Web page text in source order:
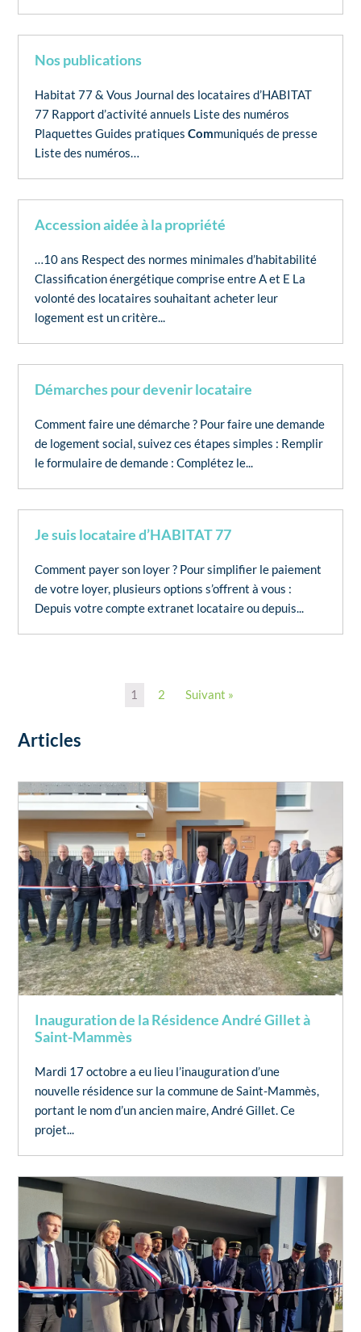
Nos publications
Habitat 77 & Vous Journal des locataires d’HABITAT
77 Rapport d’activité annuels Liste des numéros
Plaquettes Guides pratiquesCommuniqués de presse
Liste des numéros…
Accession aidée à la propriété
…10 ans Respect des normes minimales d’habitabilité
Classification énergétique comprise entre A et E La
volonté des locataires souhaitant acheter leur
logement est un critère...
Démarches pour devenir locataire
Comment faire une démarche ? Pour faire une demande
de logement social, suivez ces étapes simples : Remplir
le formulaire de demande : Complétez le...
Je suis locataire d’HABITAT 77
Comment payer son loyer ? Pour simplifier le paiement
de votre loyer, plusieurs options s’offrent à vous :
Depuis votre compte extranet locataire ou depuis...
1 2 Suivant »
Articles
Inauguration de la Résidence André Gillet à
Saint-Mammès
Mardi 17 octobre a eu lieu l’inauguration d’une
nouvelle résidence sur la commune de Saint-Mammès,
portant le nom d’un ancien maire, André Gillet. Ce
projet...